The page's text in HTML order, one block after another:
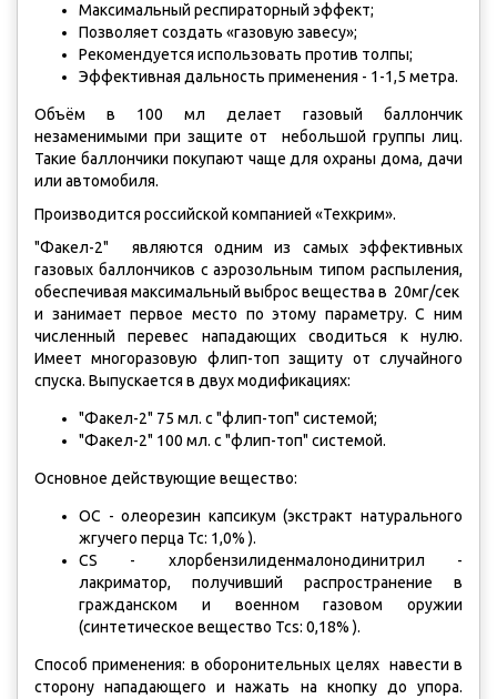
Максимальный респираторный эффект;
Позволяет создать «газовую завесу»;
Рекомендуется использовать против толпы;
Эффективная дальность применения - 1-1,5 метра.
Объём в 100 мл делает газовый баллончик
незаменимыми при защите от небольшой группы лиц.
Такие баллончики покупают чаще для охраны дома, дачи
или автомобиля.
Производится российской компанией «Техкрим».
"Факел-2" являются одним из самых эффективных
газовых баллончиков с аэрозольным типом распыления,
обеспечивая максимальный выброс вещества в 20мг/сек
и занимает первое место по этому параметру. С ним
численный перевес нападающих сводиться к нулю.
Имеет многоразовую флип-топ защиту от случайного
спуска. Выпускается в двух модификациях:
"Факел-2" 75 мл. с "флип-топ" системой;
"Факел-2" 100 мл. с "флип-топ" системой.
Основное действующие вещество:
OC - олеорезин капсикум (экстракт натурального
жгучего перца Tc: 1,0% ).
CS - хлорбензилиденмалонодинитрил -
лакриматор, получивший распространение в
гражданском и военном газовом оружии
(синтетическое вещество Tcs: 0,18% ).
Способ применения: в оборонительных целях навести в
сторону нападающего и нажать на кнопку до упора.